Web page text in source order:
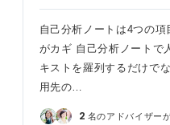
自己分析ノートは4つの
がカギ 自己分析ノートで
キストを羅列するだけ
用先の…
2 名のアドバイザー